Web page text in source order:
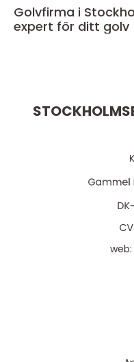
Golvfirma i
expert för ditt golv
web: